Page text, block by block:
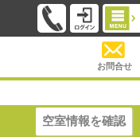
お問合せ
空室情報を確認